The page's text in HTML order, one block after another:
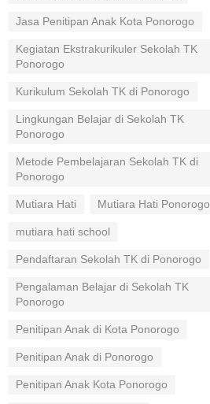
Jasa Penitipan Anak Kota Ponorogo
Kegiatan Ekstrakurikuler Sekolah TK
Ponorogo
Kurikulum Sekolah TK di Ponorogo
Lingkungan Belajar di Sekolah TK
Ponorogo
Metode Pembelajaran Sekolah TK di
Ponorogo
Mutiara Hati Mutiara Hati Ponorogo
mutiara hati school
Pendaftaran Sekolah TK di Ponorogo
Pengalaman Belajar di Sekolah TK
Ponorogo
Penitipan Anak di Kota Ponorogo
Penitipan Anak di Ponorogo
Penitipan Anak Kota Ponorogo